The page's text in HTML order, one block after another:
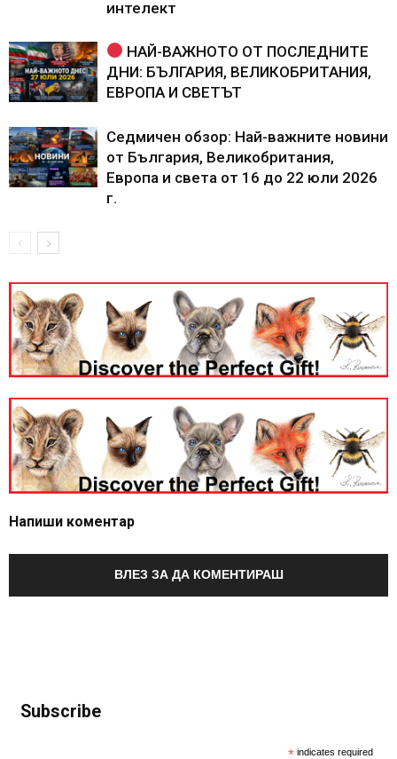
интелект
НАЙ-ВАЖНОТО ОТ ПОСЛЕДНИТЕ
ДНИ: БЪЛГАРИЯ, ВЕЛИКОБРИТАНИЯ,
ЕВРОПА И СВЕТЪТ
Седмичен обзор: Най-важните новини
от България, Великобритания,
Европа и света от 16 до 22 юли 2026
г.
Напиши коментар
ВЛЕЗ ЗА ДА КОМЕНТИРАШ
Subscribe
* indicates required